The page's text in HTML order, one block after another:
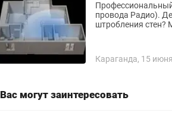
провода Радио). Делаете ремонт с нуля или хотите автоматизировать готовую квартиру без
штробления стен?
Караганда, 15 июня
Вас могут заинтересовать